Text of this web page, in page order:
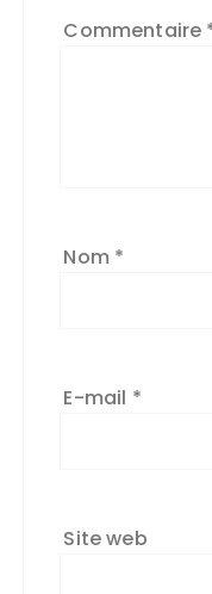
Commentaire
Nom *
E-mail *
Site web